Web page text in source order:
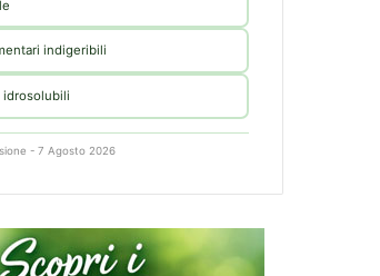
indigeribili
idrosolubili
- 7 Agosto 2026